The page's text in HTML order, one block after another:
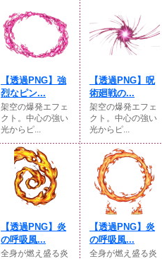
【透過PNG】強
烈なピン...
架空の爆発エフェ
クト。中心の強い
光からピ...
【透過PNG】呪
術廻戦の...
架空の爆発エフェ
クト。中心の強い
光からピ...
【透過PNG】炎
の呼吸風...
全身が燃え盛る炎
【透過PNG】炎
の呼吸風...
全身が燃え盛る炎